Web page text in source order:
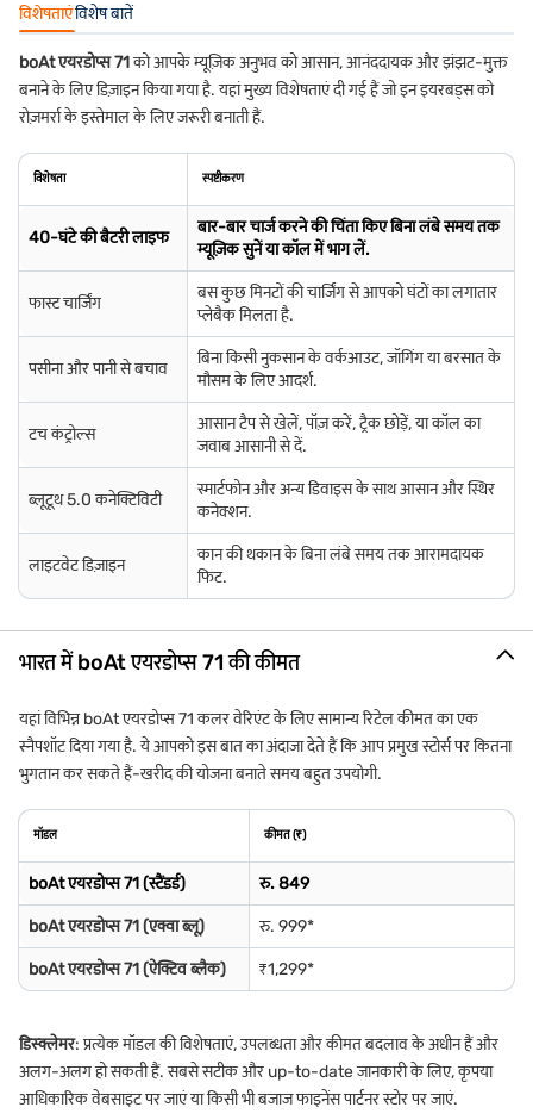
विशेषताएंविशेष बातें
boAt एयरडोप्स 71को आपके म्यूज़िक अनुभव को आसान, आनंददायक और झंझट-मुक्त
बनाने के लिए डिज़ाइन किया गया है. यहां मुख्य विशेषताएं दी गई हैं जो इन इयरबड्स को
रोज़मर्रा के इस्तेमाल के लिए जरूरी बनाती हैं.
विशेषता स्पष्टीकरण
40-घंटे की बैटरी लाइफ
बार-बार चार्ज करने की चिंता किए बिना लंबे समय तक
म्यूज़िक सुनें या कॉल में भाग लें.
फास्ट चार्जिंग
बस कुछ मिनटों की चार्जिंग से आपको घंटों का लगातार
प्लेबैक मिलता है.
पसीना और पानी से बचाव
बिना किसी नुकसान के वर्कआउट, जॉगिंग या बरसात के
मौसम के लिए आदर्श.
टच कंट्रोल्स
आसान टैप से खेलें, पॉज़ करें, ट्रैक छोड़ें, या कॉल का
जवाब आसानी से दें.
ब्लूटूथ 5.0 कनेक्टिविटी
स्मार्टफोन और अन्य डिवाइस के साथ आसान और स्थिर
कनेक्शन.
लाइटवेट डिज़ाइन
कान की थकान के बिना लंबे समय तक आरामदायक
फिट.
भारत में boAt एयरडोप्स 71 की कीमत
यहां विभिन्न boAt एयरडोप्स 71 कलर वेरिएंट के लिए सामान्य रिटेल कीमत का एक
स्नैपशॉट दिया गया है. ये आपको इस बात का अंदाजा देते हैं कि आप प्रमुख स्टोर्स पर कितना
भुगतान कर सकते हैं-खरीद की योजना बनाते समय बहुत उपयोगी.
मॉडल कीमत (₹)
boAt एयरडोप्स 71 (स्टैंडर्ड) रु. 849
boAt एयरडोप्स 71 (एक्वा ब्लू) रु. 999*
boAt एयरडोप्स 71 (ऐक्टिव ब्लैक) ₹1,299*
डिस्क्लेमर: प्रत्येक मॉडल की विशेषताएं, उपलब्धता और कीमत बदलाव के अधीन हैं और
अलग-अलग हो सकती हैं. सबसे सटीक और up-to-date जानकारी के लिए, कृपया
आधिकारिक वेबसाइट पर जाएं या किसी भी बजाज फाइनेंस पार्टनर स्टोर पर जाएं.